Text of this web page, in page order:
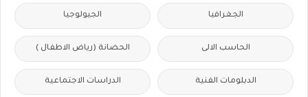
الجغرافيا الجيولوجيا
الحاسب الالى الحضانة (رياض الاطفال )
الدبلومات الفنية الدراسات الاجتماعية